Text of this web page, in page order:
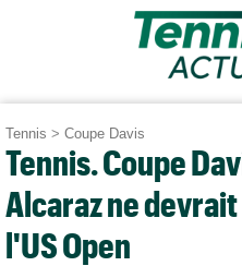
Tennis > Coupe Davis
Tennis. Coupe
Alcaraz ne
l'US Open